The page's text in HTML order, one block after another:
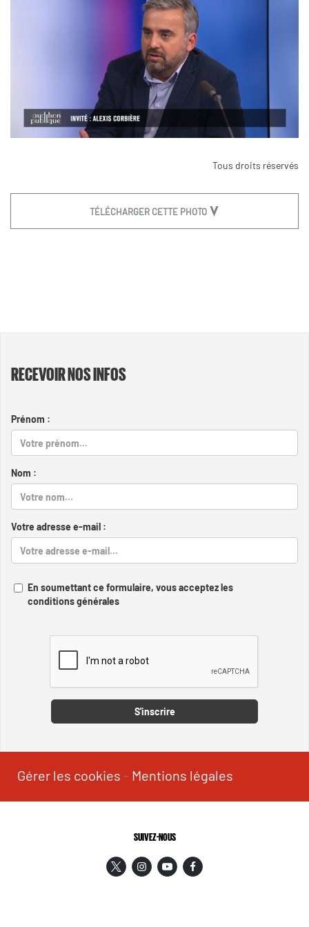
Tous droits réservés
TÉLÉCHARGER CETTE PHOTO
RECEVOIR NOS INFOS
Prénom :
Nom :
Votre adresse e-mail :
En soumettant ce formulaire, vous acceptez les
conditions générales
S'inscrire
Gérer les cookies - Mentions légales
SUIVEZ-NOUS